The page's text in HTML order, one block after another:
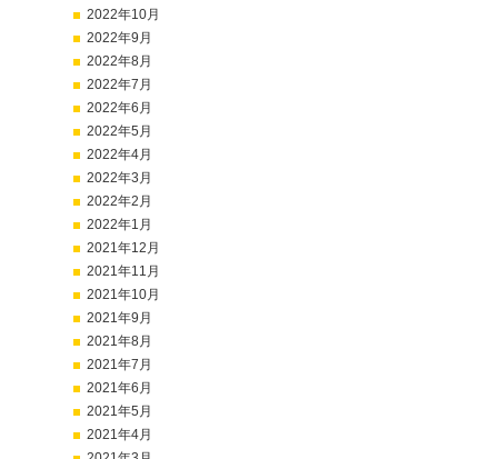
2022年10月
2022年9月
2022年8月
2022年7月
2022年6月
2022年5月
2022年4月
2022年3月
2022年2月
2022年1月
2021年12月
2021年11月
2021年10月
2021年9月
2021年8月
2021年7月
2021年6月
2021年5月
2021年4月